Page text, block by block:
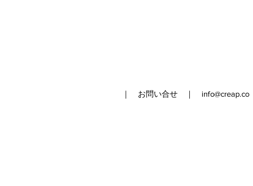
｜ お問い合せ ｜ info@creap.co